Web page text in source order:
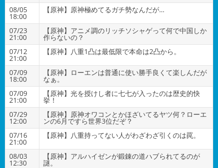
08/05
18:00
【原神】原神極めてるガチ勢なんだが…
07/23
21:00
【原神】アニメ調のリッチソシャゲって何で中国しか
作らないの？
07/12
21:00
【原神】八重1凸は最低限で本命は2凸から。
07/09
18:00
【原神】ローエンは普通に使い勝手良くて楽しんだが
なぁ。
07/09
21:00
【原神】光を授けし者に七七が入ったのは歴史的快
挙！
07/29
12:00
【原神】原神オワコンとかほざいてるヤツ何？ローエ
ンの6月ですら世界3位だぞ？
07/16
21:00
【原神】八重持ってない人がわざわざ引くのは罠。
08/03
12:30
【原神】アルハイゼンが鍛錬の道ハブられてるのが
謎。